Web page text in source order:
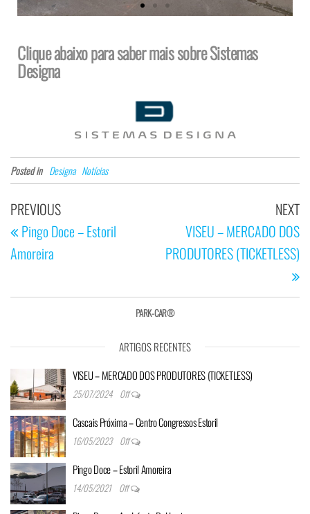
Clique abaixo para saber mais sobre Sistemas
Designa
Posted in Designa Notícias
PREVIOUS
Pingo Doce – Estoril
Amoreira
NEXT
VISEU – MERCADO DOS
PRODUTORES (TICKETLESS)
PARK-CAR®
ARTIGOS RECENTES
VISEU – MERCADO DOS PRODUTORES (TICKETLESS)
25/07/2024 Off
Cascais Próxima – Centro Congressos Estoril
16/05/2023 Off
Pingo Doce – Estoril Amoreira
14/05/2021 Off